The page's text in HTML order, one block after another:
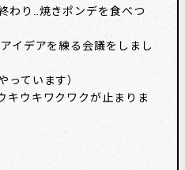
わり…焼きポンデを食べつ
イデアを練る会議をしまし
っています）
キウキワクワクが止まりま